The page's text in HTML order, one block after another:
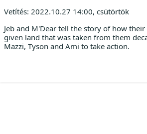
Vetítés: 2022.10.27 14:00, csütörtök
Jeb and M'Dear tell the story of how
given land that was taken from them
Mazzi, Tyson and Ami to take action.